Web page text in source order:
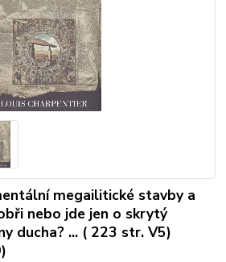
megailitické stavby a
nebo jde jen o skrytý
ducha? ... ( 223 str. V5)